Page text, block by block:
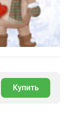
Купить